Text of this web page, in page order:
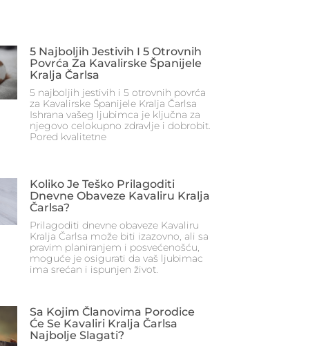
5 Najboljih Jestivih I 5 Otrovnih
Povrća Za Kavalirske Španijele
Kralja Čarlsa
5 najboljih jestivih i 5 otrovnih povrća
za Kavalirske Španijele Kralja Čarlsa
Ishrana vašeg ljubimca je ključna za
njegovo celokupno zdravlje i dobrobit.
Pored kvalitetne
Koliko Je Teško Prilagoditi
Dnevne Obaveze Kavaliru Kralja
Čarlsa?
Prilagoditi dnevne obaveze Kavaliru
Kralja Čarlsa može biti izazovno, ali sa
pravim planiranjem i posvećenošću,
moguće je osigurati da vaš ljubimac
ima srećan i ispunjen život.
Sa Kojim Članovima Porodice
Će Se Kavaliri Kralja Čarlsa
Najbolje Slagati?